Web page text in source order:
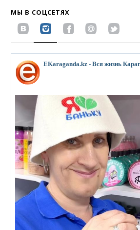
МЫ В СОЦСЕТЯХ
EKaraganda.kz - Вся жизнь